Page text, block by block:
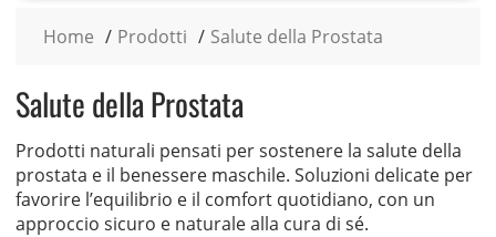
Home Prodotti Salute della Prostata
Salute della Prostata
Prodotti naturali pensati per sostenere la salute della
prostata e il benessere maschile. Soluzioni delicate per
favorire l’equilibrio e il comfort quotidiano, con un
approccio sicuro e naturale alla cura di sé.